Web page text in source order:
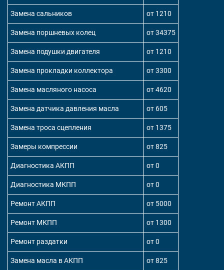
Замена сальников от 1210
Замена поршневых колец от 34375
Замена подушки двигателя от 1210
Замена прокладки коллектора от 3300
Замена масляного насоса от 4620
Замена датчика давления масла от 605
Замена троса сцепления от 1375
Замеры компрессии от 825
Диагностика АКПП от 0
Диагностика МКПП от 0
Ремонт АКПП от 5000
Ремонт МКПП от 1300
Ремонт раздатки от 0
Замена масла в АКПП от 825